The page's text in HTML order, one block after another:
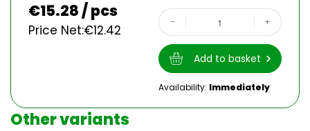
Price Net:€12.42
€15.28 / pcs
+
-
Add to basket
Availability: Immediately
Other variants